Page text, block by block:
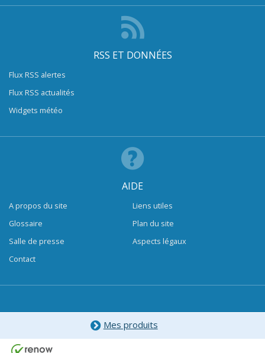
RSS ET DONNÉES
Flux RSS alertes
Flux RSS actualités
Widgets météo
AIDE
A propos du site
Glossaire
Salle de presse
Contact
Liens utiles
Plan du site
Aspects légaux
Mes produits